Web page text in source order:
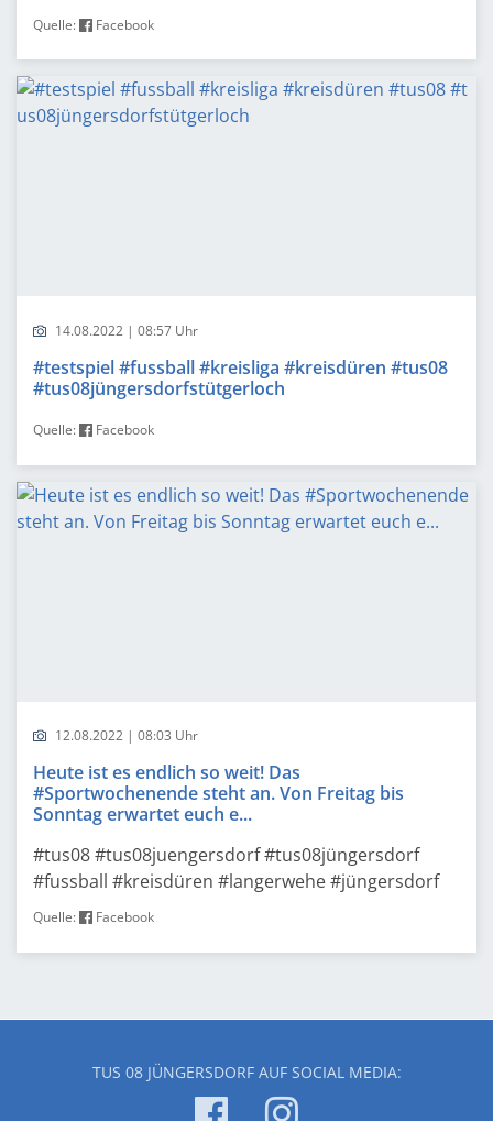
Quelle: Facebook
14.08.2022 | 08:57 Uhr
#testspiel #fussball #kreisliga #kreisdüren #tus08
#tus08jüngersdorfstütgerloch
Quelle: Facebook
12.08.2022 | 08:03 Uhr
Heute ist es endlich so weit! Das
#Sportwochenende steht an. Von Freitag bis
Sonntag erwartet euch e...
#tus08 #tus08juengersdorf #tus08jüngersdorf
#fussball #kreisdüren #langerwehe #jüngersdorf
Quelle: Facebook
TUS 08 JÜNGERSDORF AUF SOCIAL MEDIA: